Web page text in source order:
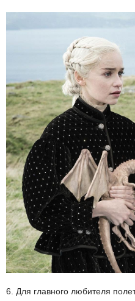
6. Для главного любителя